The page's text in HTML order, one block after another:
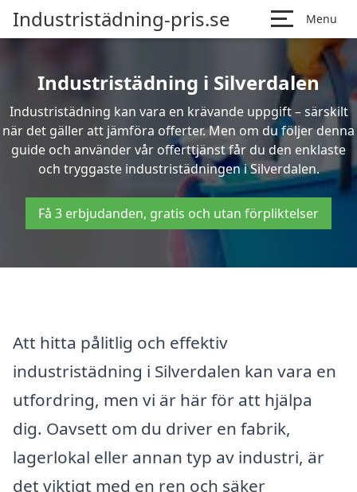
Industristädning-pris.se Menu
Industristädning i Silverdalen
Industristädning kan vara en krävande uppgift – särskilt
när det gäller att jämföra offerter. Men om du följer denna
guide och använder vår offerttjänst får du den enklaste
och tryggaste industristädningen i Silverdalen.
Få 3 erbjudanden, gratis och utan förpliktelser
Att hitta pålitlig och effektiv
industristädning i Silverdalen kan vara en
utfordring, men vi är här för att hjälpa
dig. Oavsett om du driver en fabrik,
lagerlokal eller annan typ av industri, är
det viktigt med en ren och säker